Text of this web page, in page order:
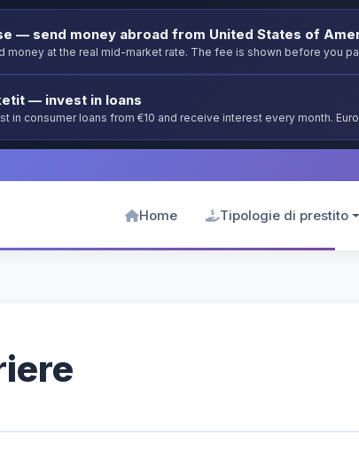
— send money abroad from United States of
money at the real mid-market rate. The fee is shown before you
— invest in loans
in consumer loans from €10 and receive interest every month.
Home Tipologie di prestito